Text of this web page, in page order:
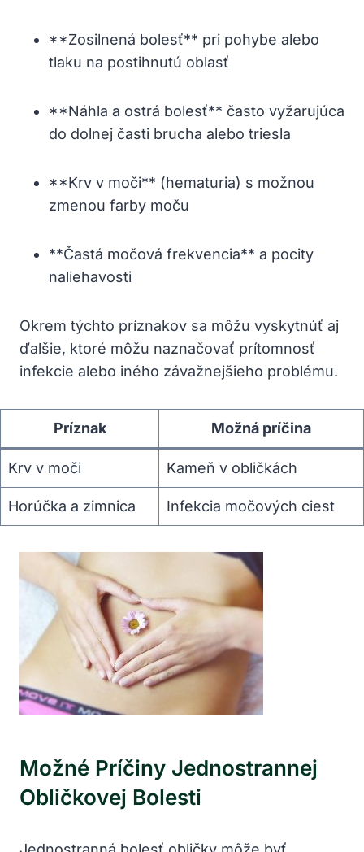
**Zosilnená bolesť** pri pohybe alebo
tlaku na postihnutú oblasť
**Náhla a ostrá bolesť** často vyžarujúca
do dolnej časti brucha alebo triesla
**Krv v moči** (hematuria) s možnou
zmenou farby moču
**Častá močová frekvencia** a pocity
naliehavosti
Okrem týchto príznakov sa môžu vyskytnúť aj
ďalšie, ktoré môžu naznačovať prítomnosť
infekcie alebo iného závažnejšieho problému.
Príznak Možná príčina
Krv v moči Kameň v obličkách
Horúčka a zimnica Infekcia močových ciest
Možné Príčiny Jednostrannej
Obličkovej Bolesti